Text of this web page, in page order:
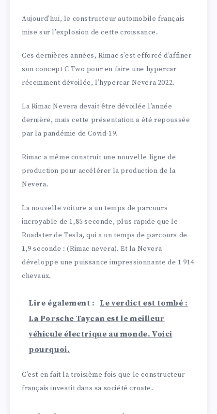
Aujourd’hui, le constructeur automobile français
mise sur l’explosion de cette croissance.
Ces dernières années, Rimac s’est efforcé d’affiner
son concept C Two pour en faire une hypercar
récemment dévoilée, l’hypercar Nevera 2022.
La Rimac Nevera devait être dévoilée l’année
dernière, mais cette présentation a été repoussée
par la pandémie de Covid-19.
Rimac a même construit une nouvelle ligne de
production pour accélérer la production de la
Nevera.
La nouvelle voiture a un temps de parcours
incroyable de 1,85 seconde, plus rapide que le
Roadster de Tesla, qui a un temps de parcours de
1,9 seconde : (Rimac nevera). Et la Nevera
développe une puissance impressionnante de 1 914
chevaux.
Lire également :
Le verdict est tombé :
La Porsche Taycan est le meilleur
véhicule électrique au monde. Voici
pourquoi.
C’est en fait la troisième fois que le constructeur
français investit dans sa société croate.